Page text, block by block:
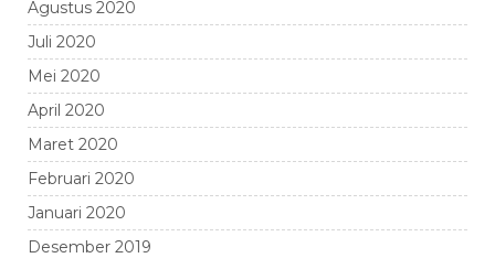
Agustus 2020
Juli 2020
Mei 2020
April 2020
Maret 2020
Februari 2020
Januari 2020
Desember 2019